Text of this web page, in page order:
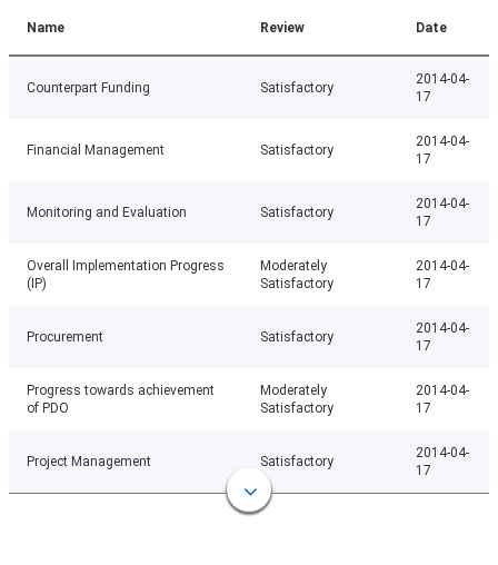
Name Review Date
Counterpart Funding Satisfactory
2014-04-
17
Financial Management Satisfactory
2014-04-
17
Monitoring and Evaluation Satisfactory
2014-04-
17
Overall Implementation Progress
(IP)
Moderately
Satisfactory
2014-04-
17
Procurement Satisfactory
2014-04-
17
Progress towards achievement
of PDO
Moderately
Satisfactory
2014-04-
17
Project Management Satisfactory
2014-04-
17